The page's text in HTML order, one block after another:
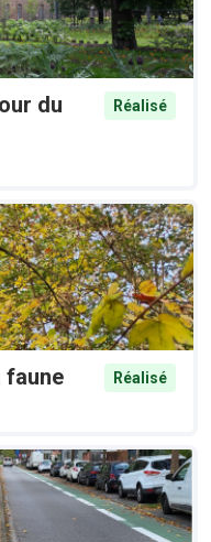
du
Réalisé
faune
Réalisé